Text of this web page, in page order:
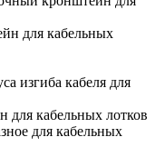
для кабельных
изгиба кабеля для
кабельных лотков
для кабельных